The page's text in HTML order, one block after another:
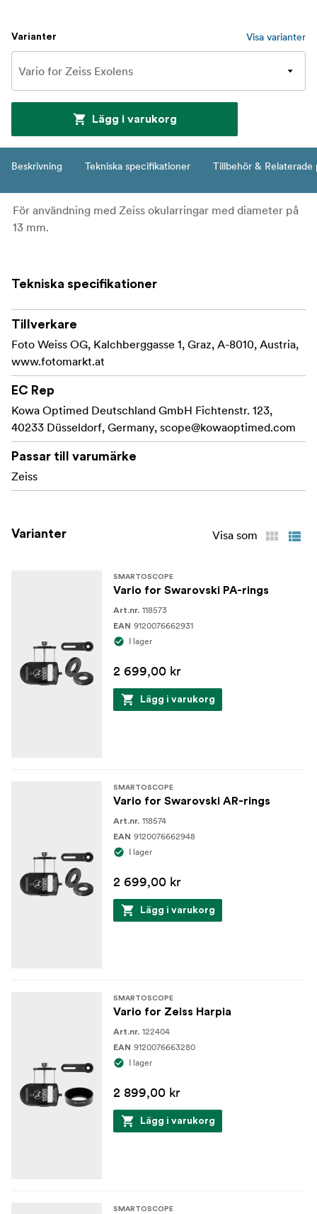
Varianter Visa varianter
Lägg i varukorg
Beskrivning Tekniska specifikationer Tillbehör & Relaterade
För användning med Zeiss okularringar med diameter på
13 mm.
Tekniska specifikationer
Tillverkare
Foto Weiss OG, Kalchberggasse 1, Graz, A-8010, Austria,
www.fotomarkt.at
EC Rep
Kowa Optimed Deutschland GmbH Fichtenstr. 123,
40233 Düsseldorf, Germany, scope@kowaoptimed.com
Passar till varumärke
Zeiss
Varianter Visa som
SMARTOSCOPE
Vario for Swarovski PA-rings
Art.nr. 118573
EAN 9120076662931
I lager
2 699,00 kr
Lägg i varukorg
SMARTOSCOPE
Vario for Swarovski AR-rings
Art.nr. 118574
EAN 9120076662948
I lager
2 699,00 kr
Lägg i varukorg
SMARTOSCOPE
Vario for Zeiss Harpia
Art.nr. 122404
EAN 9120076663280
I lager
2 899,00 kr
Lägg i varukorg
SMARTOSCOPE